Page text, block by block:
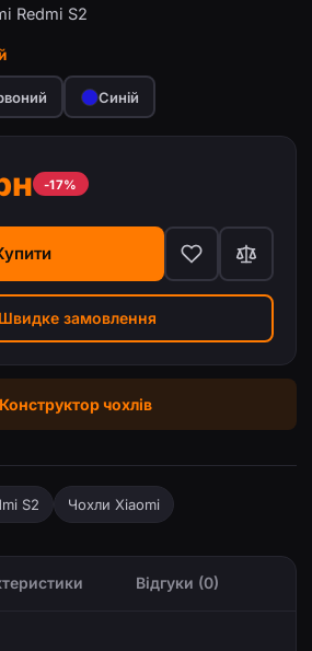
Redmi S2
Синій
-17%
Швидке замовлення
чохлів
S2 Чохли Xiaomi
Відгуки (0)